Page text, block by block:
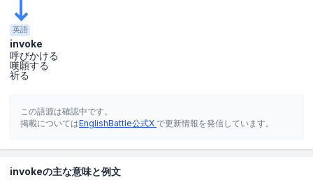
英語
invoke
呼びかける
嘆願する
祈る
この語源は確認中です。
掲載についてはEnglishBattle公式X で更新情報を発信しています。
invokeの主な意味と例文